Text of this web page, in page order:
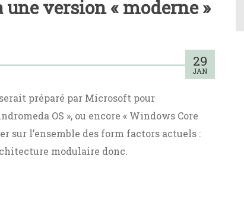
version « moderne »
29
JAN
préparé par Microsoft pour
OS », ou encore « Windows Core
sur l’ensemble des form factors actuels :
modulaire donc.